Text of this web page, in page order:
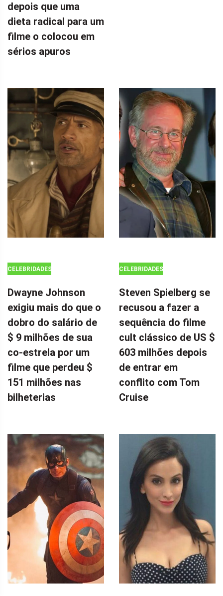
depois que uma
dieta radical para um
filme o colocou em
sérios apuros
CELEBRIDADES
Dwayne Johnson
exigiu mais do que o
dobro do salário de
$ 9 milhões de sua
co-estrela por um
filme que perdeu $
151 milhões nas
bilheterias
CELEBRIDADES
Steven Spielberg se
recusou a fazer a
sequência do filme
cult clássico de US $
603 milhões depois
de entrar em
conflito com Tom
Cruise